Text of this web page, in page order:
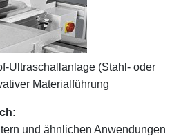
Ultraschallanlage (Stahl- oder
Materialführung
und ähnlichen Anwendungen